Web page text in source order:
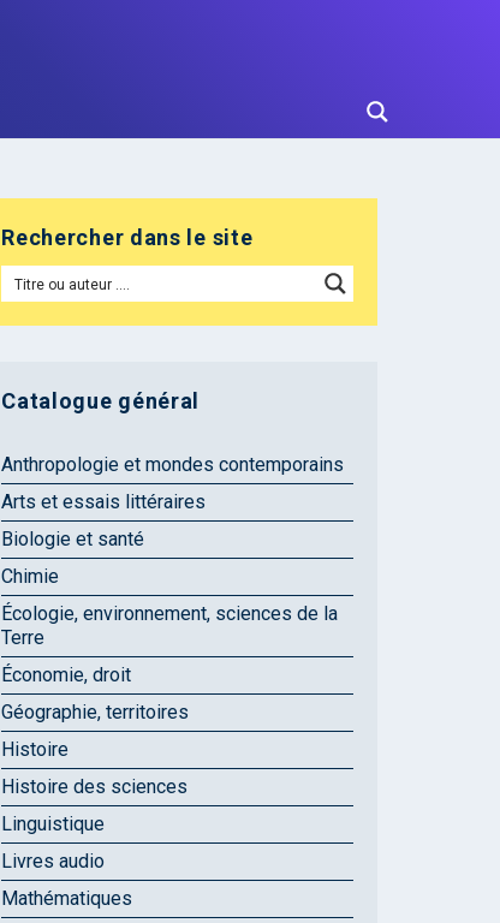
Rechercher dans le site
Catalogue général
Anthropologie et mondes contemporains
Arts et essais littéraires
Biologie et santé
Chimie
Écologie, environnement, sciences de la
Terre
Économie, droit
Géographie, territoires
Histoire
Histoire des sciences
Linguistique
Livres audio
Mathématiques